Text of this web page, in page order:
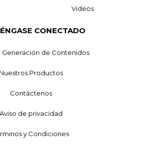
Videos
CONECTADO
Generación de Contenidos
Nuestros Productos
Contáctenos
Aviso de privacidad
y Condiciones